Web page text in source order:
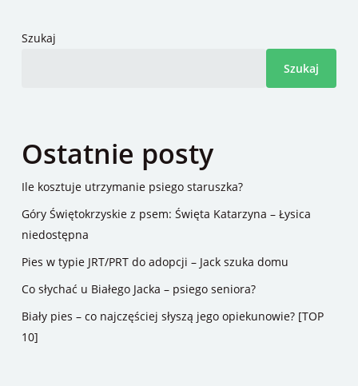
Szukaj
Szukaj
Ostatnie posty
Ile kosztuje utrzymanie psiego staruszka?
Góry Świętokrzyskie z psem: Święta Katarzyna – Łysica
niedostępna
Pies w typie JRT/PRT do adopcji – Jack szuka domu
Co słychać u Białego Jacka – psiego seniora?
Biały pies – co najczęściej słyszą jego opiekunowie? [TOP
10]